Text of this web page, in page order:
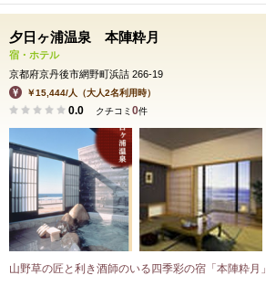
夕日ヶ浦温泉 本陣粋月
宿・ホテル
京都府京丹後市網野町浜詰 266-19
￥15,444/人（大人2名利用時）
0.0 クチコミ 0件
山野草の匠と利き酒師のいる四季彩の宿「本陣粋月」